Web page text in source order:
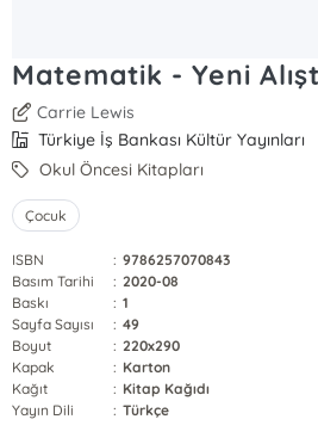
Matematik - Yeni
Carrie Lewis
Türkiye İş Bankası Kültür Yayınları
Okul Öncesi Kitapları
Çocuk
ISBN : 9786257070843
Basım Tarihi
: 2020-08
Baskı
: 1
Sayfa Sayısı
: 49
Boyut
: 220x290
Kapak
: Karton
Kağıt
: Kitap Kağıdı
Yayın Dili
: Türkçe